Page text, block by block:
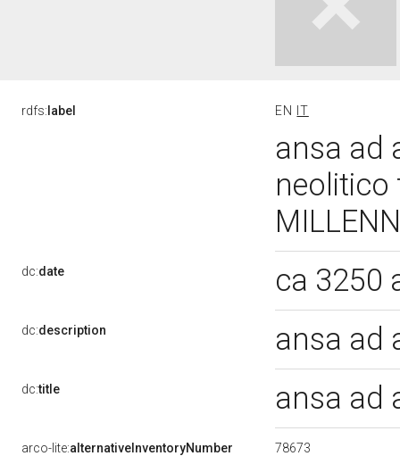
rdfs: label EN IT
ansa ad
neolitico
dc:date ca 3250
dc:description ansa ad
dc:title ansa ad
arco-lite:alternativeInventoryNumber 78673